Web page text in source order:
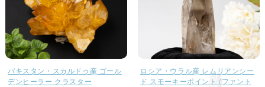
パキスタン・スカルドゥ産 ゴール
デンヒーラー クラスター
ロシア・ウラル産 レムリアンシー
ド スモーキーポイント (ファント